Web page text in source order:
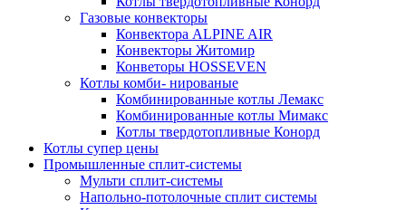
Газовые конвекторы
Конвектора ALPINE AIR
Конвекторы Житомир
Конветоры HOSSEVEN
Котлы комби- нированые
Комбинированные котлы Лемакс
Комбинированные котлы Мимакс
Котлы твердотопливные Конорд
Котлы супер цены
Промышленные сплит-системы
Мульти сплит-системы
Напольно-потолочные сплит системы